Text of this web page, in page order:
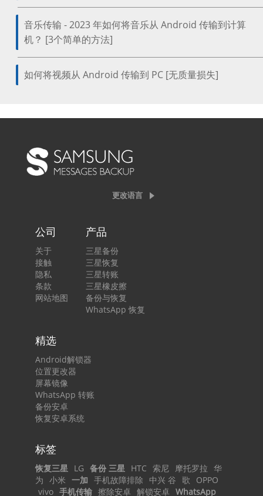
音乐传输 - 2023 年如何将音乐从 Android 传输到计算
机？ [3个简单的方法]
如何将视频从 Android 传输到 PC [无质量损失]
更改语言
公司
关于
接触
隐私
条款
网站地图
产品
三星备份
三星恢复
三星转账
三星橡皮擦
备份与恢复
WhatsApp 恢复
精选
Android解锁器
位置更改器
屏幕镜像
WhatsApp 转账
备份安卓
恢复安卓系统
标签
恢复三星 LG 备份 三星 HTC 索尼 摩托罗拉 华
为 小米 一加 手机故障排除 中兴 谷 歌
OPPO
vivo 手机传输 擦除安卓 解锁安卓 WhatsApp